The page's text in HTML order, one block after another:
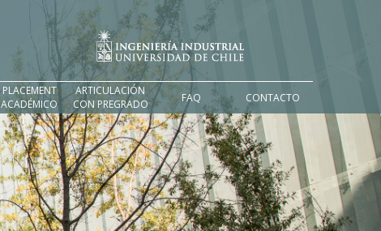
PLACEMENT
ACADÉMICO
ARTICULACIÓN
CON PREGRADO
FAQ CONTACTO